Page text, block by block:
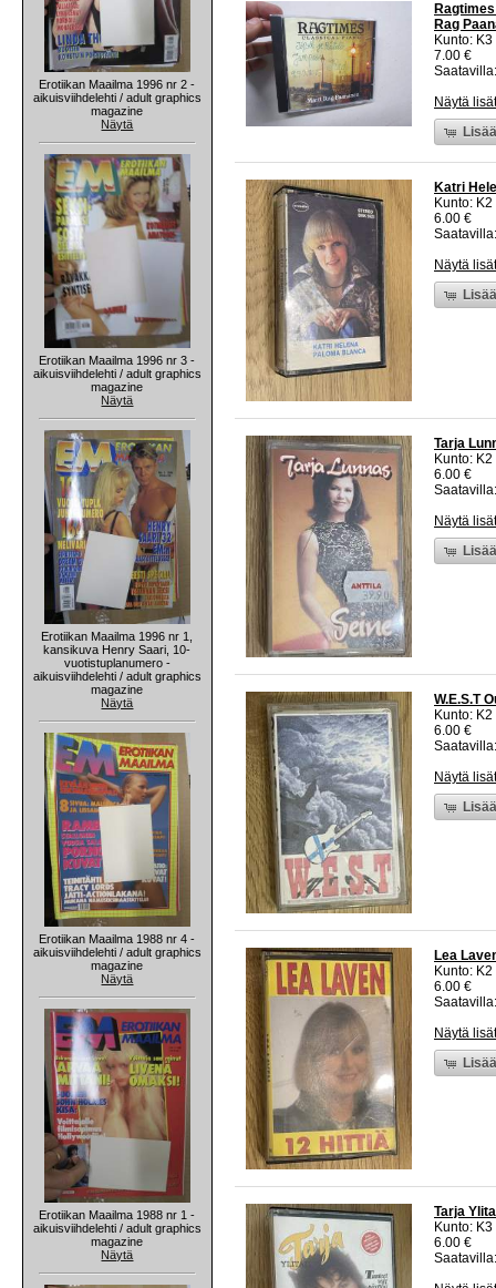
Erotiikan Maailma 1996 nr 2 -
aikuisviihdelehti / adult graphics
magazine
Näytä
Erotiikan Maailma 1996 nr 3 -
aikuisviihdelehti / adult graphics
magazine
Näytä
Erotiikan Maailma 1996 nr 1,
kansikuva Henry Saari, 10-
vuotistuplanumero -
aikuisviihdelehti / adult graphics
magazine
Näytä
Erotiikan Maailma 1988 nr 4 -
aikuisviihdelehti / adult graphics
magazine
Näytä
Erotiikan Maailma 1988 nr 1 -
aikuisviihdelehti / adult graphics
magazine
Näytä
Rag
Kunto:
7.00 €
Näytä
Katri
Kunto:
6.00 €
Näytä
Tarja
Kunto:
6.00 €
Näytä
W.E.S.T
Kunto:
6.00 €
Näytä
Lea
Kunto:
6.00 €
Näytä
Tarja
Kunto:
6.00 €